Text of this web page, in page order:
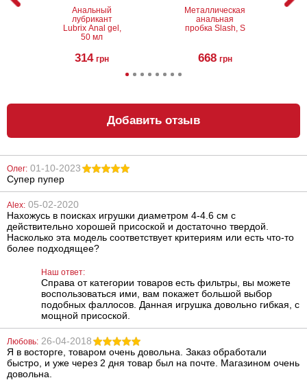
Анальный
лубрикант
Lubrix Anal gel,
50 мл
314 грн
Металлическая
анальная
пробка Slash, S
668 грн
2186 грн 748 грн
Реалистичный
фаллоимитатор
You2Toys World
Анальная
пробка
You2Toys
Добавить отзыв
Олег: 01-10-2023
Супер пупер
Alex: 05-02-2020
Нахожусь в поисках игрушки диаметром 4-4.6 см с
действительно хорошей присоской и достаточно твердой.
Насколько эта модель соответствует критериям или есть что-то
более подходящее?
Наш ответ:
Справа от категории товаров есть фильтры, вы можете
воспользоваться ими, вам покажет большой выбор
подобных фаллосов. Данная игрушка довольно гибкая, с
мощной присоской.
Любовь: 26-04-2018
Я в восторге, товаром очень довольна. Заказ обработали
быстро, и уже через 2 дня товар был на почте. Магазином очень
довольна.